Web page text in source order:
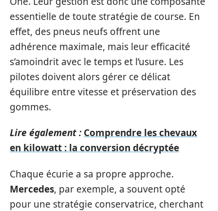
essentielle de toute stratégie de course. En
effet, des pneus neufs offrent une
adhérence maximale, mais leur efficacité
s’amoindrit avec le temps et l’usure. Les
pilotes doivent alors gérer ce délicat
équilibre entre vitesse et préservation des
gommes.
Lire également : Comprendre les chevaux
en kilowatt : la conversion décryptée
Chaque écurie a sa propre approche.
Mercedes, par exemple, a souvent opté
pour une stratégie conservatrice, cherchant